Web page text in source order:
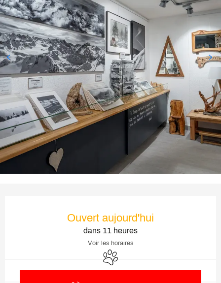
Ouvert aujourd'hui
dans 11 heures
Voir les horaires
Animaux acceptés